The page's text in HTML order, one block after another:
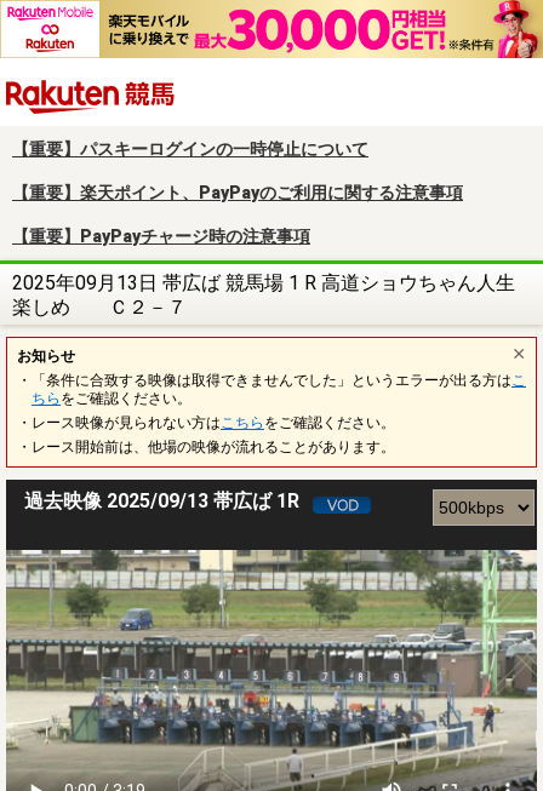
【重要】パスキーログインの一時停止について
【重要】楽天ポイント、PayPayのご利用に関する注意事項
【重要】PayPayチャージ時の注意事項
2025年09月13日 帯広ば 競馬場 1 R 高道ショウちゃん人生
楽しめ Ｃ２－７
お知らせ
・「条件に合致する映像は取得できませんでした」というエラーが出る方は こ
ちら をご確認ください。
・レース映像が見られない方は こちら をご確認ください。
・レース開始前は、他場の映像が流れることがあります。
過去映像 2025/09/13 帯広ば 1R